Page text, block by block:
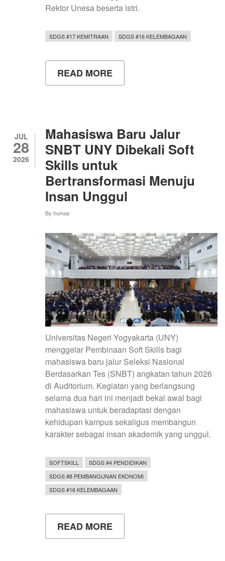
Rektor Unesa beserta istri.
SDGS #17 KEMITRAAN SDGS #16 KELEMBAGAAN
READ MORE
MWA
TATA
KELOLA
PEMILIHAN
REKTOR
KEPADA
MWA
UNIVERSITAS
NEGERI
SURABAYA
JUL
28
2026
Mahasiswa Baru Jalur
SNBT UNY Dibekali Soft
Skills untuk
Bertransformasi Menuju
Insan Unggul
By humas
Universitas Negeri Yogyakarta (UNY)
menggelar Pembinaan Soft Skills bagi
mahasiswa baru jalur Seleksi Nasional
Berdasarkan Tes (SNBT) angkatan tahun 2026
di Auditorium. Kegiatan yang berlangsung
selama dua hari ini menjadi bekal awal bagi
mahasiswa untuk beradaptasi dengan
kehidupan kampus sekaligus membangun
karakter sebagai insan akademik yang unggul.
SOFTSKILL
SDGS #4 PENDIDIKAN
SDGS #8 PEMBANGUNAN EKONOMI
SDGS #16 KELEMBAGAAN
READ MORE
MAHASISWA